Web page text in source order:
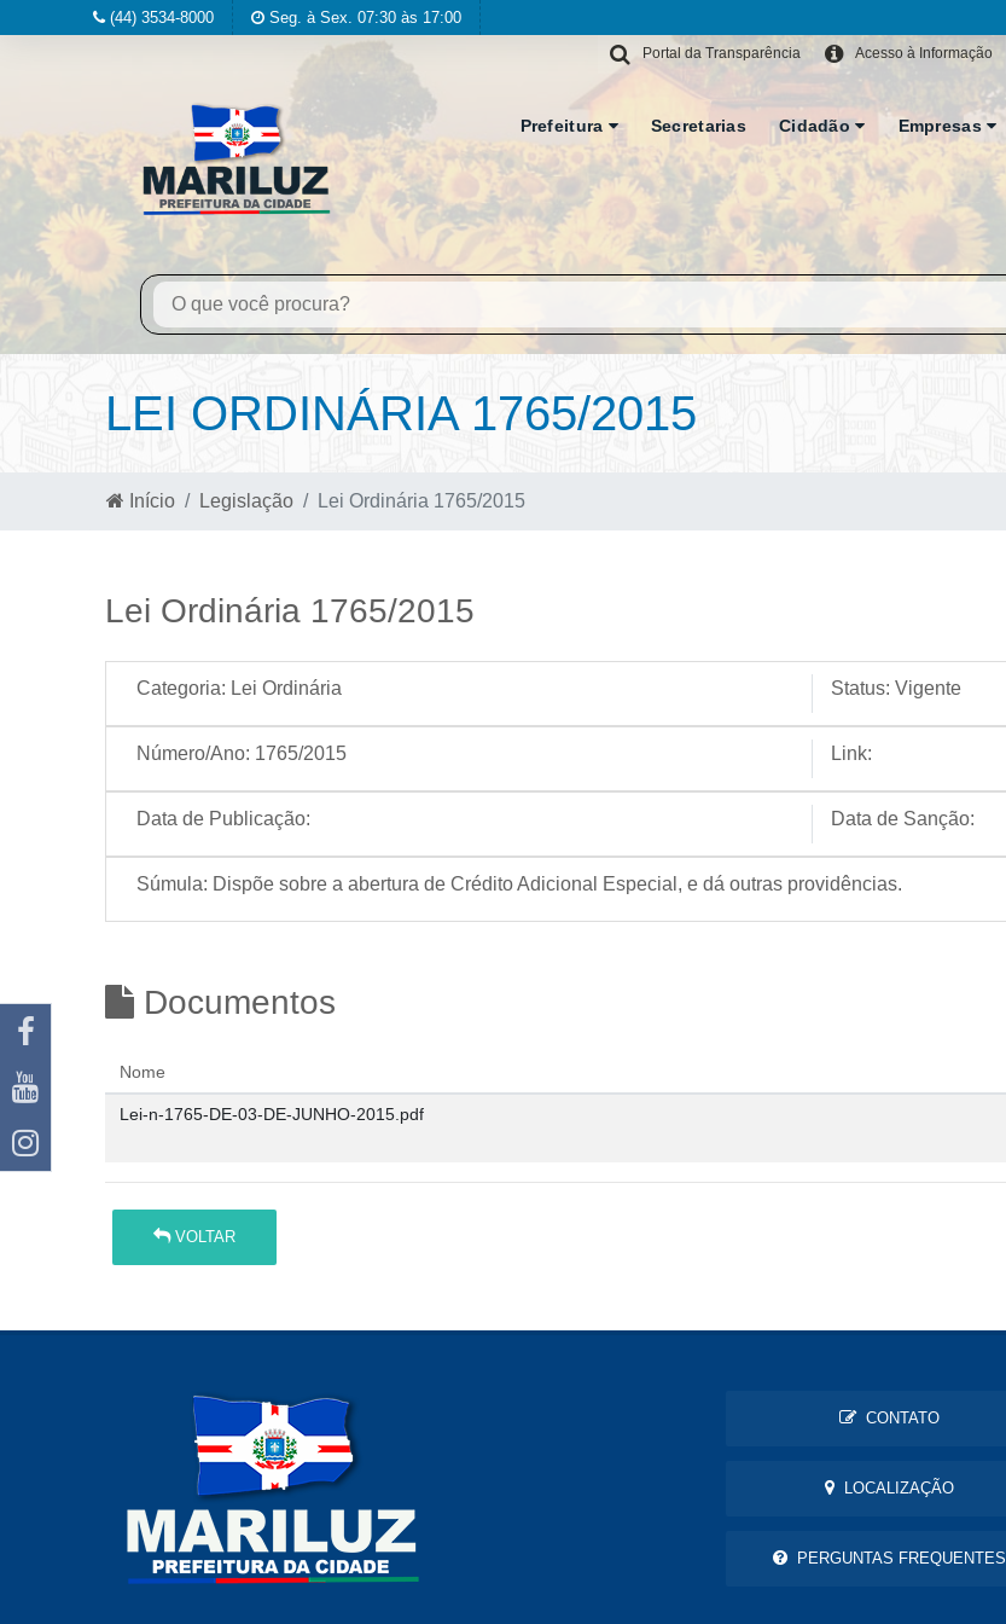
(44) 3534-8000 Seg. à Sex. 07:30 às 17:00
Acesso à Informação
Portal da Transparência
Prefeitura Secretarias Cidadão Empresas
LEI ORDINÁRIA 1765/2015
Início Legislação Lei Ordinária 1765/2015
Lei Ordinária 1765/2015
Categoria: Lei Ordinária Status: Vigente
Número/Ano: 1765/2015 Link:
Data de Publicação: Data de Sanção:
Súmula: Dispõe sobre a abertura de Crédito Adicional Especial, e dá outras providências.
Documentos
Nome
Lei-n-1765-DE-03-DE-JUNHO-2015.pdf
VOLTAR
CONTATO
LOCALIZAÇÃO
PERGUNTAS FREQUENTES